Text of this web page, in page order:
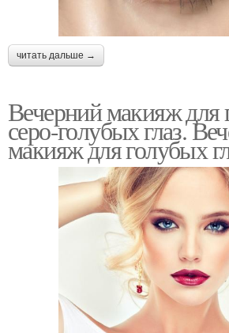
читать дальше →
Вечерний макияж для
серо-голубых глаз.
макияж для голубых